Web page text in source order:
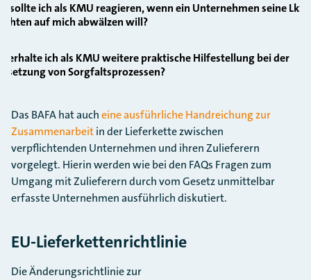
sollte ich als KMU reagieren, wenn ein Unternehmen seine
auf mich abwälzen will?
erhalte ich als KMU weitere praktische Hilfestellung bei der
von Sorgfaltsprozessen?
Das BAFA hat aucheine ausführliche Handreichung zur
Zusammenarbeitin der Lieferkette zwischen
verpflichtenden Unternehmen und ihren Zulieferern
vorgelegt. Hierin werden wie bei den FAQs Fragen zum
Umgang mit Zulieferern durch vom Gesetz unmittelbar
erfasste Unternehmen ausführlich diskutiert.
EU-Lieferkettenrichtlinie
Die Änderungsrichtlinie zur